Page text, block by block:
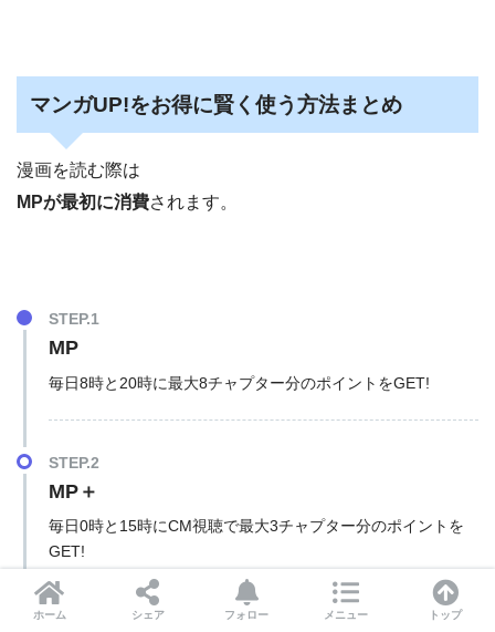
マンガUP!をお得に賢く使う方法まとめ
漫画を読む際は
MPが最初に消費されます。
STEP.1
MP
毎日8時と20時に最大8チャプター分のポイントをGET!
STEP.2
MP＋
毎日0時と15時にCM視聴で最大3チャプター分のポイントを
GET!
ホーム シェア フォロー メニュー トップ